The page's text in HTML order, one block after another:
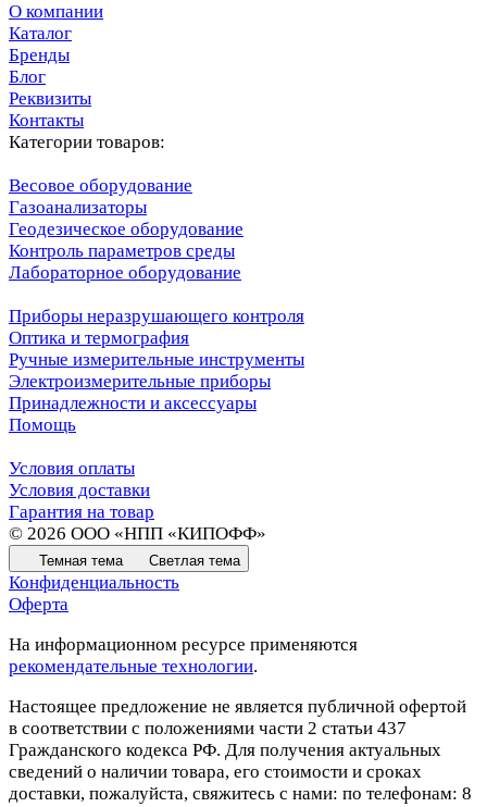
О компании
Каталог
Бренды
Блог
Реквизиты
Контакты
Категории товаров:
Весовое оборудование
Газоанализаторы
Геодезическое оборудование
Контроль параметров среды
Лабораторное оборудование
Приборы неразрушающего контроля
Оптика и термография
Ручные измерительные инструменты
Электроизмерительные приборы
Принадлежности и аксессуары
Помощь
Условия оплаты
Условия доставки
Гарантия на товар
© 2026 ООО «НПП «КИПОФФ»
Темная тема Светлая тема
Конфиденциальность
Оферта
На информационном ресурсе применяются
рекомендательные технологии.
Настоящее предложение не является публичной офертой
в соответствии с положениями части 2 статьи 437
Гражданского кодекса РФ. Для получения актуальных
сведений о наличии товара, его стоимости и сроках
доставки, пожалуйста, свяжитесь с нами: по телефонам: 8